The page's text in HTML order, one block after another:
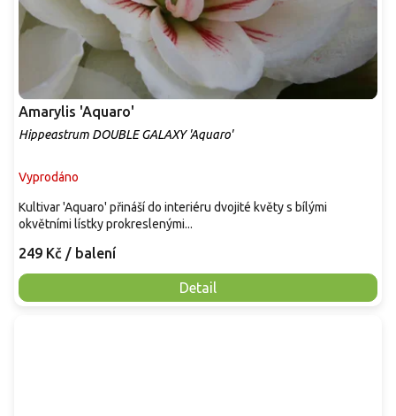
Amarylis 'Aquaro'
Hippeastrum DOUBLE GALAXY 'Aquaro'
Vyprodáno
249 Kč / balení
Detail
Kultivar 'Aquaro' přináší do interiéru dvojité květy s bílými
okvětními lístky prokreslenými...